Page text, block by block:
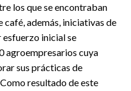
los que se encontraban
además, iniciativas de
inicial se
agroempresarios cuya
sus prácticas de
resultado de este